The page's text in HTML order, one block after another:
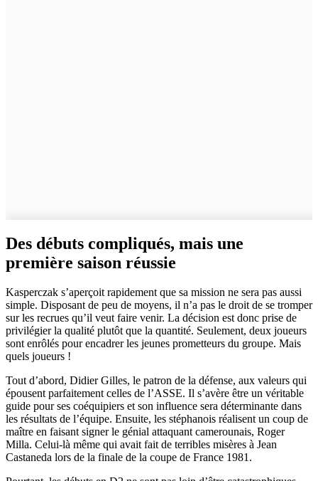
Des débuts compliqués, mais une
première saison réussie
Kasperczak s’aperçoit rapidement que sa mission ne sera pas aussi
simple. Disposant de peu de moyens, il n’a pas le droit de se tromper
sur les recrues qu’il veut faire venir. La décision est donc prise de
privilégier la qualité plutôt que la quantité. Seulement, deux joueurs
sont enrôlés pour encadrer les jeunes prometteurs du groupe. Mais
quels joueurs !
Tout d’abord, Didier Gilles, le patron de la défense, aux valeurs qui
épousent parfaitement celles de l’ASSE. Il s’avère être un véritable
guide pour ses coéquipiers et son influence sera déterminante dans
les résultats de l’équipe. Ensuite, les stéphanois réalisent un coup de
maître en faisant signer le génial attaquant camerounais, Roger
Milla. Celui-là même qui avait fait de terribles misères à Jean
Castaneda lors de la finale de la coupe de France 1981.